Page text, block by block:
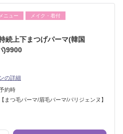
ニュー
メイク・着付
続上下まつげパーマ(韓国
)9900
の詳細
約時
【まつ毛パーマ/眉毛パーマ/パリジェンヌ】